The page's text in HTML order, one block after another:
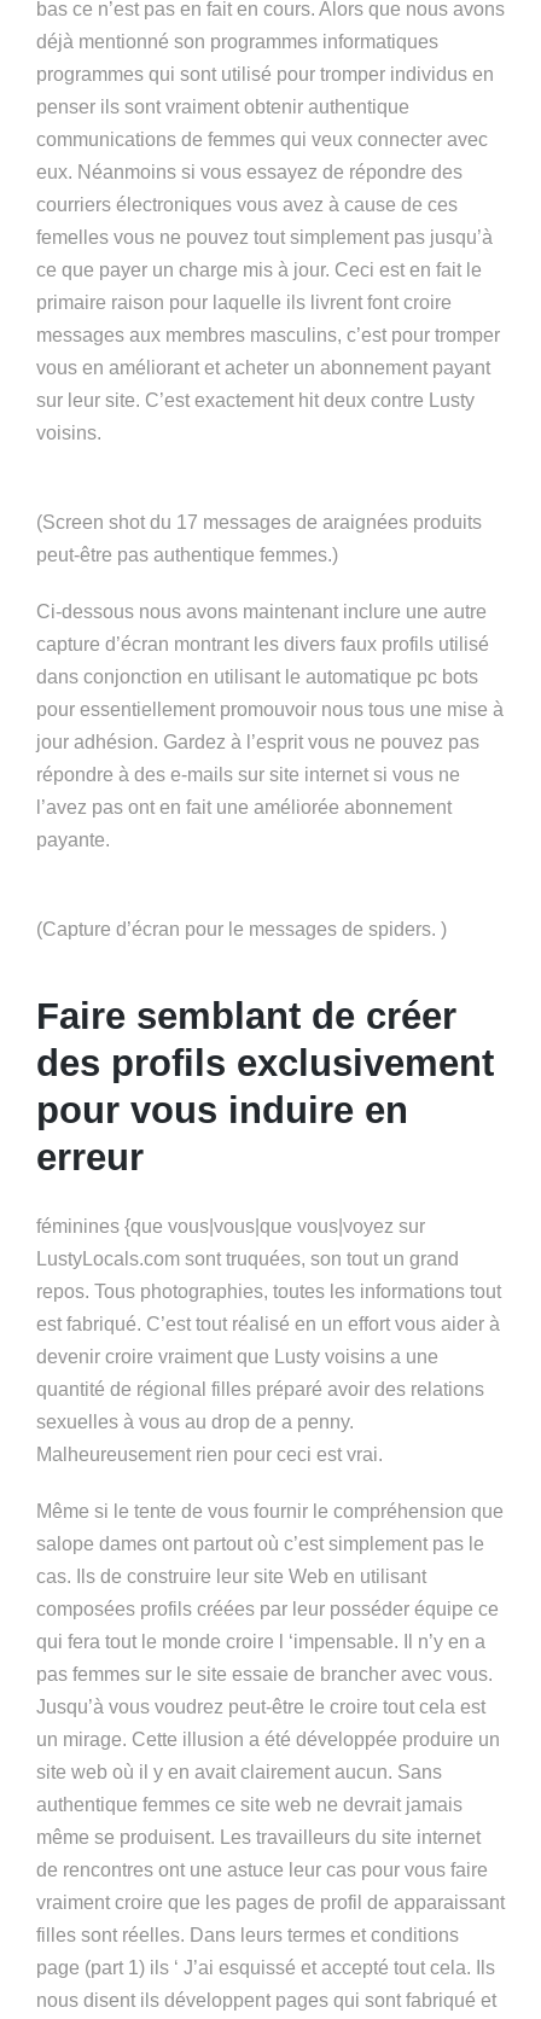
bas ce n’est pas en fait en cours. Alors que nous avons
déjà mentionné son programmes informatiques
programmes qui sont utilisé pour tromper individus en
penser ils sont vraiment obtenir authentique
communications de femmes qui veux connecter avec
eux. Néanmoins si vous essayez de répondre des
courriers électroniques vous avez à cause de ces
femelles vous ne pouvez tout simplement pas jusqu’à
ce que payer un charge mis à jour. Ceci est en fait le
primaire raison pour laquelle ils livrent font croire
messages aux membres masculins, c’est pour tromper
vous en améliorant et acheter un abonnement payant
sur leur site. C’est exactement hit deux contre Lusty
voisins.
(Screen shot du 17 messages de araignées produits
peut-être pas authentique femmes.)
Ci-dessous nous avons maintenant inclure une autre
capture d’écran montrant les divers faux profils utilisé
dans conjonction en utilisant le automatique pc bots
pour essentiellement promouvoir nous tous une mise à
jour adhésion. Gardez à l’esprit vous ne pouvez pas
répondre à des e-mails sur site internet si vous ne
l’avez pas ont en fait une améliorée abonnement
payante.
(Capture d’écran pour le messages de spiders. )
Faire semblant de créer
des profils exclusivement
pour vous induire en
erreur
féminines {que vous|vous|que vous|voyez sur
LustyLocals.com sont truquées, son tout un grand
repos. Tous photographies, toutes les informations tout
est fabriqué. C’est tout réalisé en un effort vous aider à
devenir croire vraiment que Lusty voisins a une
quantité de régional filles préparé avoir des relations
sexuelles à vous au drop de a penny.
Malheureusement rien pour ceci est vrai.
Même si le tente de vous fournir le compréhension que
salope dames ont partout où c’est simplement pas le
cas. Ils de construire leur site Web en utilisant
composées profils créées par leur posséder équipe ce
qui fera tout le monde croire l ‘impensable. Il n’y en a
pas femmes sur le site essaie de brancher avec vous.
Jusqu’à vous voudrez peut-être le croire tout cela est
un mirage. Cette illusion a été développée produire un
site web où il y en avait clairement aucun. Sans
authentique femmes ce site web ne devrait jamais
même se produisent. Les travailleurs du site internet
de rencontres ont une astuce leur cas pour vous faire
vraiment croire que les pages de profil de apparaissant
filles sont réelles. Dans leurs termes et conditions
page (part 1) ils ‘ J’ai esquissé et accepté tout cela. Ils
nous disent ils développent pages qui sont fabriqué et